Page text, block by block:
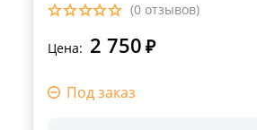
(0 отзывов)
Цена: 2 750 ₽
Под заказ